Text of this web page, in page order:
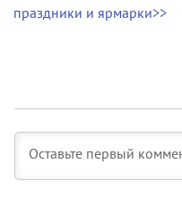
праздники и ярмарки>>